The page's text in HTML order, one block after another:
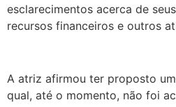
esclarecimentos acerca de
recursos financeiros e outros
A atriz afirmou ter proposto
qual, até o momento, não foi